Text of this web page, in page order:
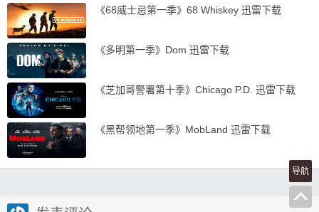
《68威士忌第一季》68 Whiskey 迅雷下载
《多明第一季》Dom 迅雷下载
《芝加哥警署第十季》Chicago P.D. 迅雷下载
《黑帮领地第一季》MobLand 迅雷下载
导航